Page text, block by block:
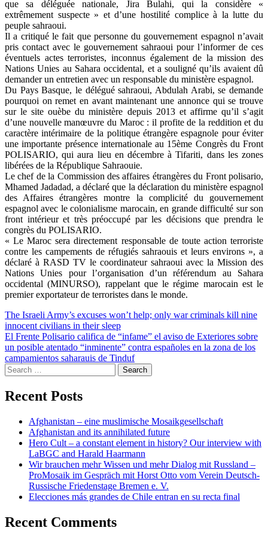
que sa déléguée nationale, Jira Bulahi, qui la considère «
extrêmement suspecte » et d’une hostilité complice à la lutte du
peuple sahraoui.
Il a critiqué le fait que personne du gouvernement espagnol n’avait
pris contact avec le gouvernement sahraoui pour l’informer de ces
éventuels actes terroristes, inconnus également de la mission des
Nations Unies au Sahara occidental, et a souligné qu’ils avaient dû
demander un entretien avec un responsable du ministère espagnol.
Du Pays Basque, le délégué sahraoui, Abdulah Arabi, se demande
pourquoi on remet en avant maintenant une annonce qui se trouve
sur le site ouèbe du ministère depuis 2013 et affirme qu’il s’agit
d’une nouvelle manœuvre du Maroc : il profite de la reddition et du
caractère intérimaire de la politique étrangère espagnole pour éviter
une importante présence internationale au 15ème Congrès du Front
POLISARIO, qui aura lieu en décembre à Tifariti, dans les zones
libérées de la République Sahraouie.
Le chef de la Commission des affaires étrangères du Front polisario,
Mhamed Jadadad, a déclaré que la déclaration du ministère espagnol
des Affaires étrangères montre la complicité du gouvernement
espagnol avec le colonialisme marocain, en grande difficulté sur son
front intérieur et très préoccupé par les décisions que prendra le
congrès du POLISARIO.
« Le Maroc sera directement responsable de toute action terroriste
contre les campements de réfugiés sahraouis et leurs environs », a
déclaré à RASD TV le coordinateur sahraoui avec la Mission des
Nations Unies pour l’organisation d’un référendum au Sahara
occidental (MINURSO), rappelant que le régime marocain est le
premier exportateur de terroristes dans le monde.
Post
navigation
The Israeli Army’s excuses won’t help; only war criminals kill nine
innocent civilians in their sleep
El Frente Polisario califica de “infame” el aviso de Exteriores sobre
un posible atentado “inminente” contra españoles en la zona de los
campamientos saharauis de Tinduf
Search
for:
Recent Posts
Afghanistan – eine muslimische Mosaikgesellschaft
Afghanistan and its annihilated future
Hero Cult – a constant element in history? Our interview with
LaBGC and Harald Haarmann
Wir brauchen mehr Wissen und mehr Dialog mit Russland –
ProMosaik im Gespräch mit Horst Otto vom Verein Deutsch-
Russische Friedenstage Bremen e. V.
Elecciones más grandes de Chile entran en su recta final
Recent Comments